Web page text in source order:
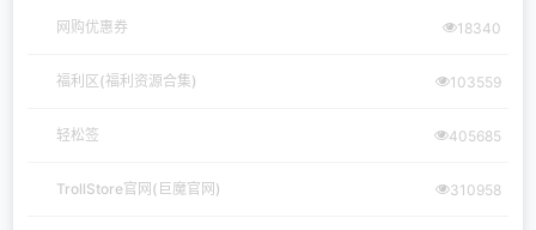
网购优惠券 18340
福利区(福利资源合集) 103559
轻松签 405685
TrollStore官网(巨魔官网) 310958